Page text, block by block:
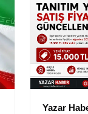
Yazar